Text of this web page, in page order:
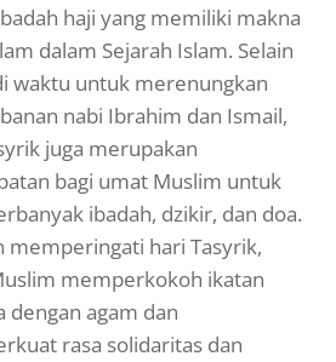
haji yang memiliki makna
dalam Sejarah Islam. Selain
waktu untuk merenungkan
nabi Ibrahim dan Ismail,
juga merupakan
bagi umat Muslim untuk
ibadah, dzikir, dan doa.
memperingati hari Tasyrik,
memperkokoh ikatan
dengan agam dan
rasa solidaritas dan